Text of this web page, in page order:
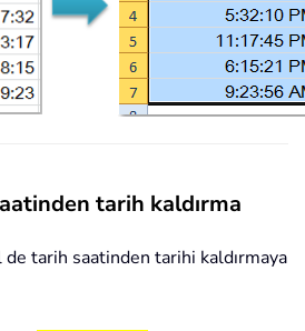
tarih kaldırma
tarih saatinden tarihi kaldırmaya